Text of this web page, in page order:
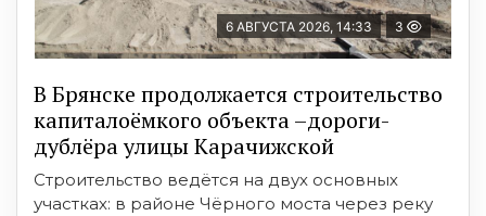
6 АВГУСТА 2026, 14:33 3
В Брянске продолжается строительство
капиталоёмкого объекта –дороги-
дублёра улицы Карачижской
Строительство ведётся на двух основных
участках: в районе Чёрного моста через реку